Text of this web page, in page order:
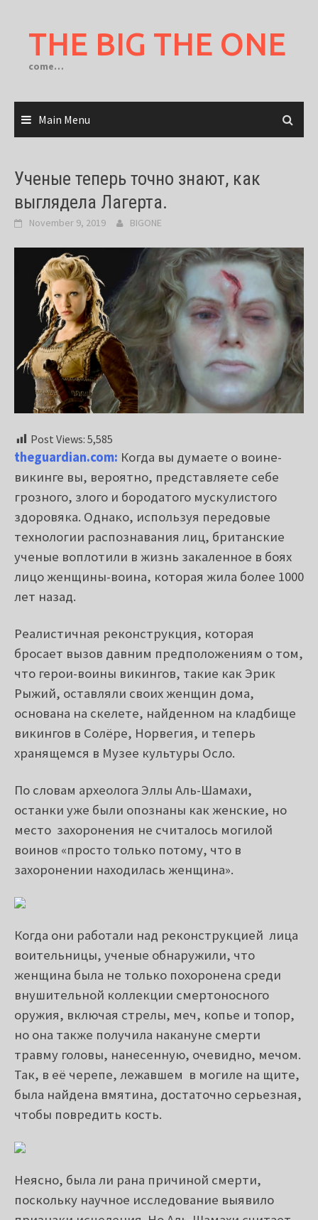
contentTHE BIG THE ONE
Ученые теперь точно знают, как
выглядела Лагерта.
Post Views:
theguardian.com:
Когда вы думаете о воине-
викинге вы, вероятно, представляете себе
грозного, злого и бородатого мускулистого
здоровяка. Однако, используя передовые
технологии распознавания лиц, британские
ученые воплотили в жизнь закаленное в боях
лицо женщины-воина, которая жила более 1000
лет назад.
Реалистичная реконструкция, которая
бросает вызов давним предположениям о том,
что герои-воины викингов, такие как Эрик
Рыжий, оставляли своих женщин дома,
основана на скелете, найденном на кладбище
викингов в Солёре, Норвегия, и теперь
хранящемся в Музее культуры Осло.
По словам археолога Эллы Аль-Шамахи,
останки уже были опознаны как женские, но
место захоронения не считалось могилой
воинов «просто только потому, что в
захоронении находилась женщина».
Когда они работали над реконструкцией лица
воительницы, ученые обнаружили, что
женщина была не только похоронена среди
внушительной коллекции смертоносного
оружия, включая стрелы, меч, копье и топор,
но она также получила накануне смерти
травму головы, нанесенную, очевидно, мечом.
Так, в её черепе, лежавшем в могиле на щите,
была найдена вмятина, достаточно серьезная,
чтобы повредить кость.
Неясно, была ли рана причиной смерти,
поскольку научное исследование выявило